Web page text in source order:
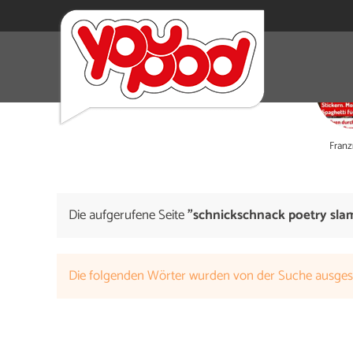
Die aufgerufene Seite"schnickschnack poetry
Die folgenden Wörter wurden von der Suche